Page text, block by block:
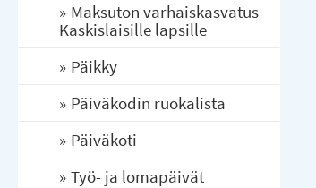
Maksuton varhaiskasvatus
Kaskislaisille lapsille
Päikky
Päiväkodin ruokalista
Päiväkoti
Työ- ja lomapäivät